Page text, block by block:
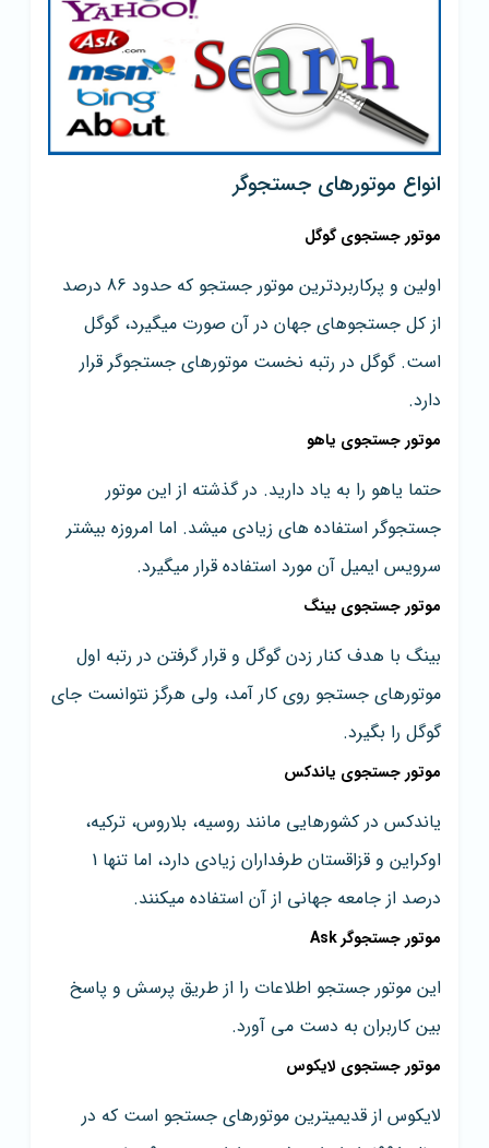
انواع موتورهای جستجوگر
موتور جستجوی گوگل
اولین و پرکاربردترین موتور جستجو که حدود 86 درصد
از کل جستجوهای جهان در آن صورت میگیرد، گوگل
است. گوگل در رتبه نخست موتورهای جستجوگر قرار
دارد.
موتور جستجوی یاهو
حتما یاهو را به یاد دارید. در گذشته از این موتور
جستجوگر استفاده های زیادی میشد. اما امروزه بیشتر
سرویس ایمیل آن مورد استفاده قرار میگیرد.
موتور جستجوی بینگ
بینگ با هدف کنار زدن گوگل و قرار گرفتن در رتبه اول
موتورهای جستجو روی کار آمد، ولی هرگز نتوانست جای
گوگل را بگیرد.
موتور جستجوی یاندکس
یاندکس در کشورهایی مانند روسیه، بلاروس، ترکیه،
اوکراین و قزاقستان طرفداران زیادی دارد، اما تنها 1
درصد از جامعه جهانی از آن استفاده میکنند.
موتور جستجوگر Ask
این موتور جستجو اطلاعات را از طریق پرسش و پاسخ
بین کاربران به دست می آورد.
موتور جستجوی لایکوس
لایکوس از قدیمیترین موتورهای جستجو است که در